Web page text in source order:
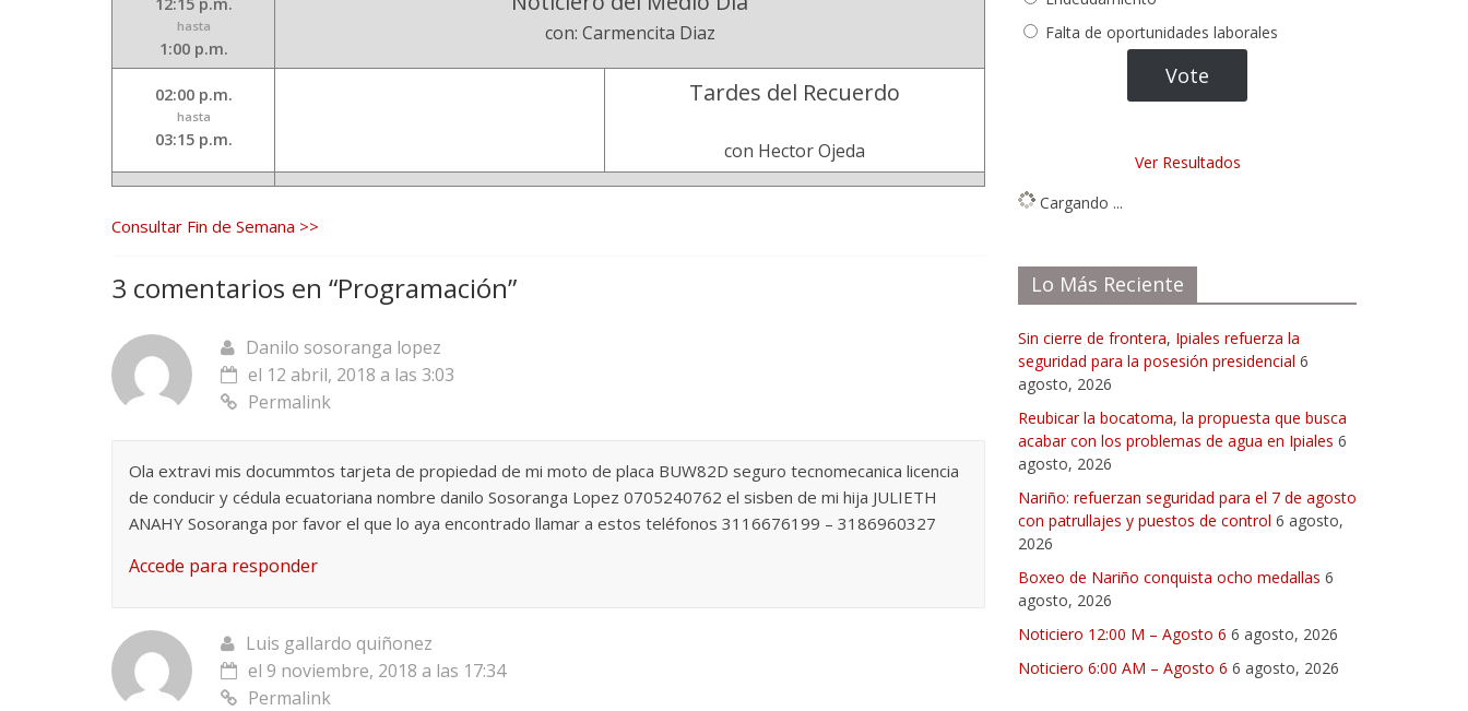
hasta
1:00 p.m.
con: Carmencita Diaz
02:00 p.m.
hasta
03:15 p.m.
Tardes del Recuerdo
con Hector Ojeda
Consultar Fin de Semana >>
3 comentarios en “Programación”
Danilo sosoranga lopez
el 12 abril, 2018 a las 3:03
Permalink
Ola extravi mis docummtos tarjeta de propiedad de mi moto de placa BUW82D seguro tecnomecanica licencia
de conducir y cédula ecuatoriana nombre danilo Sosoranga Lopez 0705240762 el sisben de mi hija JULIETH
ANAHY Sosoranga por favor el que lo aya encontrado llamar a estos teléfonos 3116676199 – 3186960327
Accede para responder
Luis gallardo quiñonez
el 9 noviembre, 2018 a las 17:34
Permalink
Falta de oportunidades laborales
Ver Resultados
Cargando ...
Lo Más Reciente
Sin cierre de frontera, Ipiales refuerza la
seguridad para la posesión presidencial 6
agosto, 2026
Reubicar la bocatoma, la propuesta que busca
acabar con los problemas de agua en Ipiales 6
agosto, 2026
Nariño: refuerzan seguridad para el 7 de agosto
con patrullajes y puestos de control 6 agosto,
2026
Boxeo de Nariño conquista ocho medallas 6
agosto, 2026
Noticiero 12:00 M – Agosto 6 6 agosto, 2026
Noticiero 6:00 AM – Agosto 6 6 agosto, 2026